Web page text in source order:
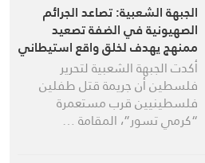
الجبهة الشعبية: تصاعد الجرائم
الصهيونية في الضفة تصعيد
ممنهج يهدف لخلق واقع استيطاني
جديد
أكدت الجبهة الشعبية لتحرير
فلسطين أن جريمة قتل طفلين
فلسطينيين قرب مستعمرة
“كرمي تسور”، المقامة …